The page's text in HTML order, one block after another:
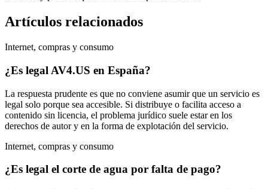
Artículos relacionados
Internet, compras y consumo
¿Es legal AV4.US en España?
La respuesta prudente es que no conviene asumir que un servicio es
legal solo porque sea accesible. Si distribuye o facilita acceso a
contenido sin licencia, el problema jurídico suele estar en los
derechos de autor y en la forma de explotación del servicio.
Internet, compras y consumo
¿Es legal el corte de agua por falta de pago?